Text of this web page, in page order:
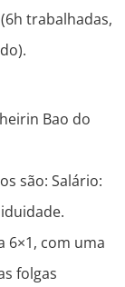
trabalhadas,
Bao do
são: Salário:
6×1, com uma
folgas